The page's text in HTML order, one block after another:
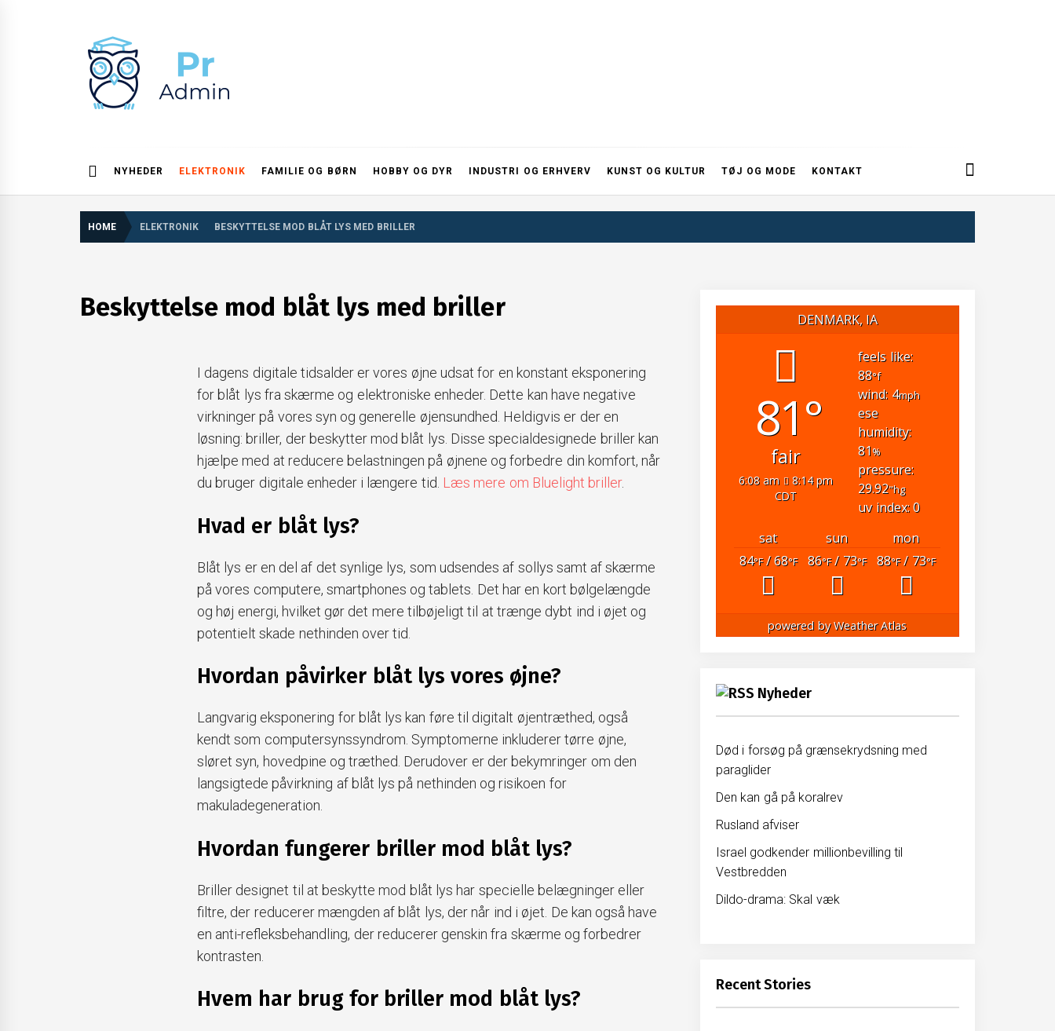
NYHEDER ELEKTRONIK FAMILIE OG BØRN HOBBY OG DYR INDUSTRI OG ERHVERV KUNST OG KULTUR TØJ OG MODE KONTAKT
HOME ELEKTRONIK BESKYTTELSE MOD BLÅT LYS MED BRILLER
Beskyttelse mod blåt lys med briller
I dagens digitale tidsalder er vores øjne udsat for en konstant eksponering
for blåt lys fra skærme og elektroniske enheder. Dette kan have negative
virkninger på vores syn og generelle øjensundhed. Heldigvis er der en
løsning: briller, der beskytter mod blåt lys. Disse specialdesignede briller kan
hjælpe med at reducere belastningen på øjnene og forbedre din komfort, når
du bruger digitale enheder i længere tid. Læs mere om Bluelight briller.
Hvad er blåt lys?
Blåt lys er en del af det synlige lys, som udsendes af sollys samt af skærme
på vores computere, smartphones og tablets. Det har en kort bølgelængde
og høj energi, hvilket gør det mere tilbøjeligt til at trænge dybt ind i øjet og
potentielt skade nethinden over tid.
Hvordan påvirker blåt lys vores øjne?
Langvarig eksponering for blåt lys kan føre til digitalt øjentræthed, også
kendt som computersynssyndrom. Symptomerne inkluderer tørre øjne,
sløret syn, hovedpine og træthed. Derudover er der bekymringer om den
langsigtede påvirkning af blåt lys på nethinden og risikoen for
makuladegeneration.
Hvordan fungerer briller mod blåt lys?
Briller designet til at beskytte mod blåt lys har specielle belægninger eller
filtre, der reducerer mængden af blåt lys, der når ind i øjet. De kan også have
en anti-refleksbehandling, der reducerer genskin fra skærme og forbedrer
kontrasten.
Hvem har brug for briller mod blåt lys?
DENMARK, IA
81°
fair
6:08 am
8:14 pm
CDT
feels like:
88°f
wind: 4mph
ese
humidity:
81%
pressure:
29.92"hg
uv index: 0
sat
sun
mon
84°F/ 68°F 86°F/ 73°F 88°F/ 73°F
powered byWeather Atlas
Nyheder
Død i forsøg på grænsekrydsning med
paraglider
Den kan gå på koralrev
Rusland afviser
Israel godkender millionbevilling til
Vestbredden
Dildo-drama: Skal væk
Recent Stories